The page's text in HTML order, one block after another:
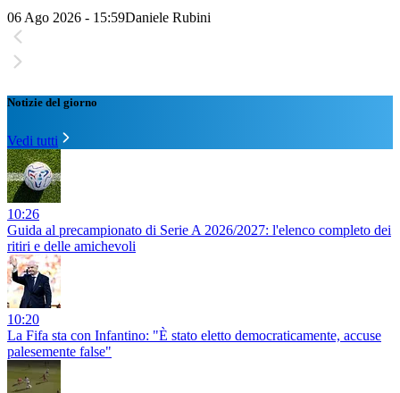
06 Ago 2026 - 15:59Daniele Rubini
Notizie del giorno
Vedi tutti
10:26
Guida al precampionato di Serie A 2026/2027: l'elenco completo dei
ritiri e delle amichevoli
10:20
La Fifa sta con Infantino: "È stato eletto democraticamente, accuse
palesemente false"